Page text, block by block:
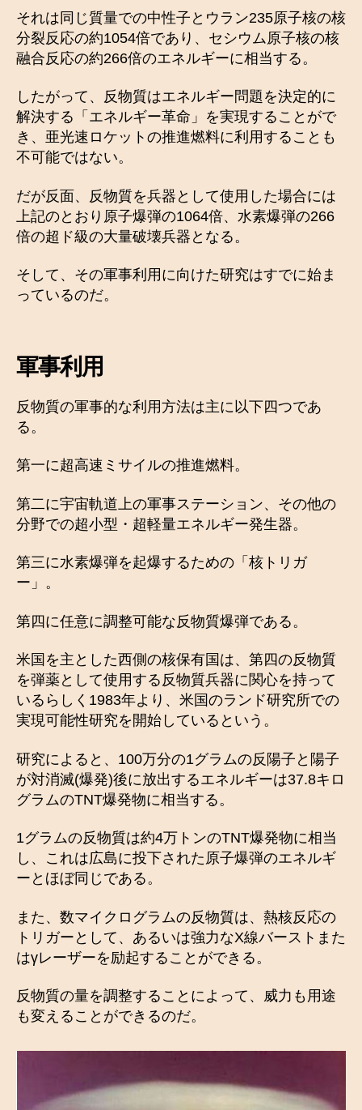
それは同じ質量での中性子とウラン235原子核の核
分裂反応の約1054倍であり、セシウム原子核の核
融合反応の約266倍のエネルギーに相当する。
したがって、反物質はエネルギー問題を決定的に
解決する「エネルギー革命」を実現することがで
き、亜光速ロケットの推進燃料に利用することも
不可能ではない。
だが反面、反物質を兵器として使用した場合には
上記のとおり原子爆弾の1064倍、水素爆弾の266
倍の超ド級の大量破壊兵器となる。
そして、その軍事利用に向けた研究はすでに始ま
っているのだ。
軍事利用
反物質の軍事的な利用方法は主に以下四つであ
る。
第一に超高速ミサイルの推進燃料。
第二に宇宙軌道上の軍事ステーション、その他の
分野での超小型・超軽量エネルギー発生器。
第三に水素爆弾を起爆するための「核トリガ
ー」。
第四に任意に調整可能な反物質爆弾である。
米国を主とした西側の核保有国は、第四の反物質
を弾薬として使用する反物質兵器に関心を持って
いるらしく1983年より、米国のランド研究所での
実現可能性研究を開始しているという。
研究によると、100万分の1グラムの反陽子と陽子
が対消滅(爆発)後に放出するエネルギーは37.8キロ
グラムのTNT爆発物に相当する。
1グラムの反物質は約4万トンのTNT爆発物に相当
し、これは広島に投下された原子爆弾のエネルギ
ーとほぼ同じである。
また、数マイクログラムの反物質は、熱核反応の
トリガーとして、あるいは強力なX線バーストまた
はγレーザーを励起することができる。
反物質の量を調整することによって、威力も用途
も変えることができるのだ。